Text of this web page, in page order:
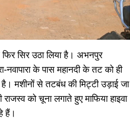
फिर सिर उठा लिया है। अभनपुर
नवापारा के पास महानदी के तट को ही
मशीनों से तटबंध की मिट्टी उड़ाई जा
को चूना लगाते हुए माफिया हाइवा
हैं।